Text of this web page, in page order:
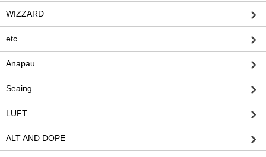
WIZZARD
etc.
Anapau
Seaing
LUFT
ALT AND DOPE